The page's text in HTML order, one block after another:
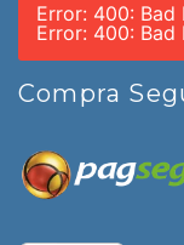
Error: 400: Bad
Error: 400: Bad
Compra